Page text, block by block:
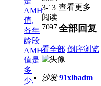
AMH
值,
各年
龄段
AMH
值是
多
少,
3-13
阅读
7097
查看更多
全部回复
看全部 倒序浏览
沙发 91xlbadm